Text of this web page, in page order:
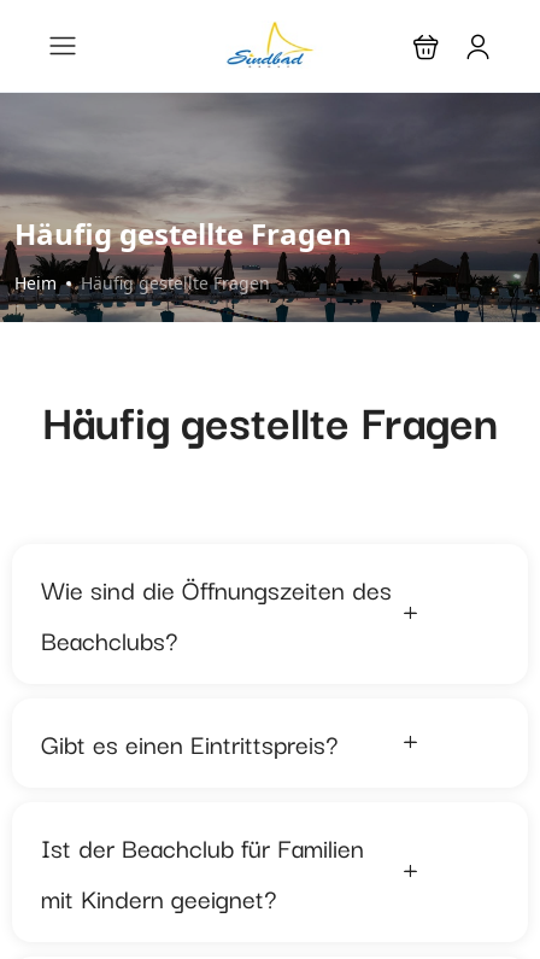
Häufig gestellte Fragen
Heim Häufig gestellte Fragen
Häufig gestellte Fragen
Wie sind die Öffnungszeiten des
Beachclubs?
Gibt es einen Eintrittspreis?
Ist der Beachclub für Familien
mit Kindern geeignet?